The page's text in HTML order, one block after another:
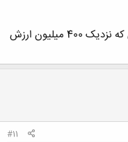
مالیات بر ارث مال و اموال برای اولاد متوفی که نزدیک 400 میلیون ارزش
#11